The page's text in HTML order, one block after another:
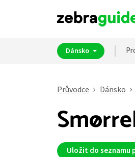
Dánsko
Průvodce Dánsko
Uložit do seznamu